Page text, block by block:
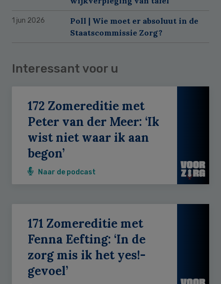
1 jun 2026
Poll | Wie moet er absoluut in de
Staatscommissie Zorg?
Interessant voor u
172 Zomereditie met
Peter van der Meer: ‘Ik
wist niet waar ik aan
begon’
Naar de podcast
171 Zomereditie met
Fenna Eefting: ‘In de
zorg mis ik het yes!-
gevoel’